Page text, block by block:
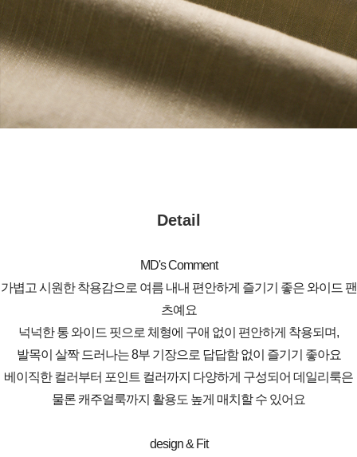
Detail
MD's Comment
가볍고 시원한 착용감으로 여름 내내 편안하게 즐기기 좋은 와이드 팬
츠예요
넉넉한 통 와이드 핏으로 체형에 구애 없이 편안하게 착용되며,
발목이 살짝 드러나는 8부 기장으로 답답함 없이 즐기기 좋아요
베이직한 컬러부터 포인트 컬러까지 다양하게 구성되어 데일리룩은
물론 캐주얼룩까지 활용도 높게 매치할 수 있어요
design & Fit